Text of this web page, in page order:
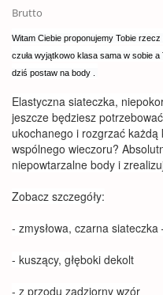
Brutto
Witam Ciebie proponujemy Tobie
czuła wyjątkowo klasa sama w sobie a
dziś postaw na body .
Elastyczna siateczka,
jeszcze będziesz
ukochanego i rozgrzać
wspólnego wieczoru?
niepowtarzalne body i
Zobacz szczegóły:
- zmysłowa, czarna
- kuszący, głęboki dekolt
- z przodu zadziorny wzór